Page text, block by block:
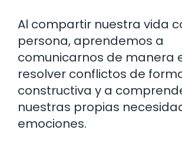
Al compartir nuestra vida
persona, aprendemos a
comunicarnos de manera
resolver conflictos de
constructiva y a
nuestras propias
emociones.